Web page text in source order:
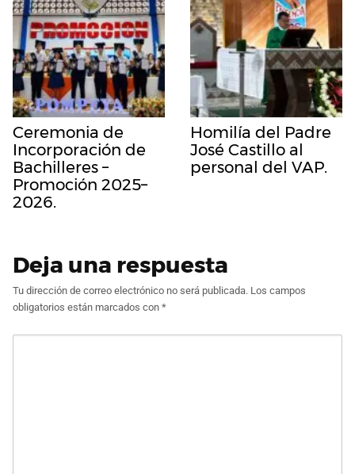
Ceremonia de
Incorporación de
Bachilleres –
Promoción 2025–
2026.
Homilía del Padre
José Castillo al
personal del VAP.
Deja una respuesta
Tu dirección de correo electrónico no será publicada. Los campos
obligatorios están marcados con *